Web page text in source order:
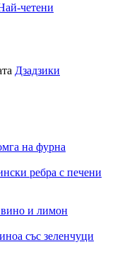
четени
Дзадзики
на фурна
ребра с печени
и лимон
със зеленчуци